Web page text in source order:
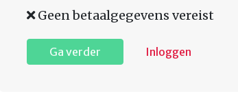
Geen betaalgegevens vereist
Ga verder Inloggen